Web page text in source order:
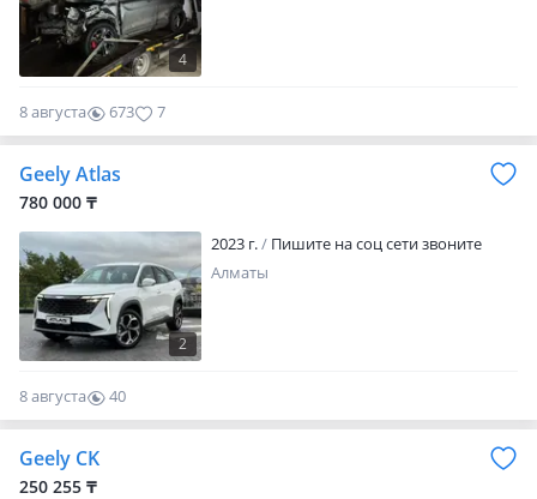
4
8 августа 673 7
Geely Atlas
780 000 ₸
2
2023 г.
Пишите на соц сети звоните
Алматы
8 августа
40
0
Geely CK
250 255 ₸